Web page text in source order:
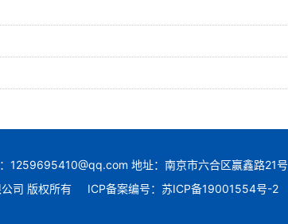
1259695410@qq.com 地址：南京市六合区赢鑫路21号
公司 版权所有 ICP备案编号：苏ICP备19001554号-2